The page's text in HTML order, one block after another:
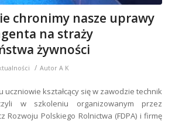
chronimy nasze uprawy
na straży
żywności
/ Autor A K
uczniowie kształcący się w zawodzie technik
w szkoleniu organizowanym przez
Rozwoju Polskiego Rolnictwa (FDPA) i firmę